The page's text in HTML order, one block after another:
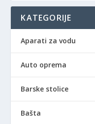
KATEGORIJE
Aparati za vodu
Auto oprema
Barske stolice
Bašta